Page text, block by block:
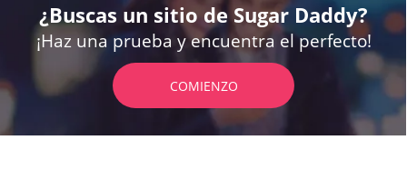
¿Buscas un sitio de Sugar Daddy?
¡Haz una prueba y encuentra el perfecto!
COMIENZO